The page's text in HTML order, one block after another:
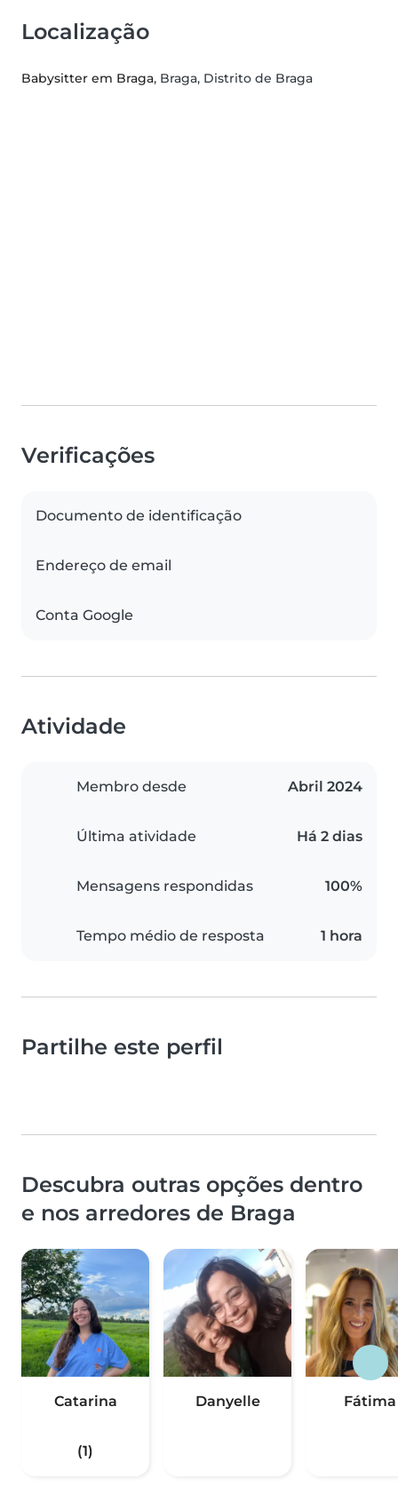
Localização
Babysitter em Braga, Braga, Distrito de Braga
Verificações
Documento de identificação
Endereço de email
Conta Google
Atividade
Membro desde Abril 2024
Última atividade Há 2 dias
Mensagens respondidas 100%
Tempo médio de resposta 1 hora
Partilhe este perfil
Descubra outras opções dentro
e nos arredores de Braga
Catarina
(1)
Danyelle Fátima